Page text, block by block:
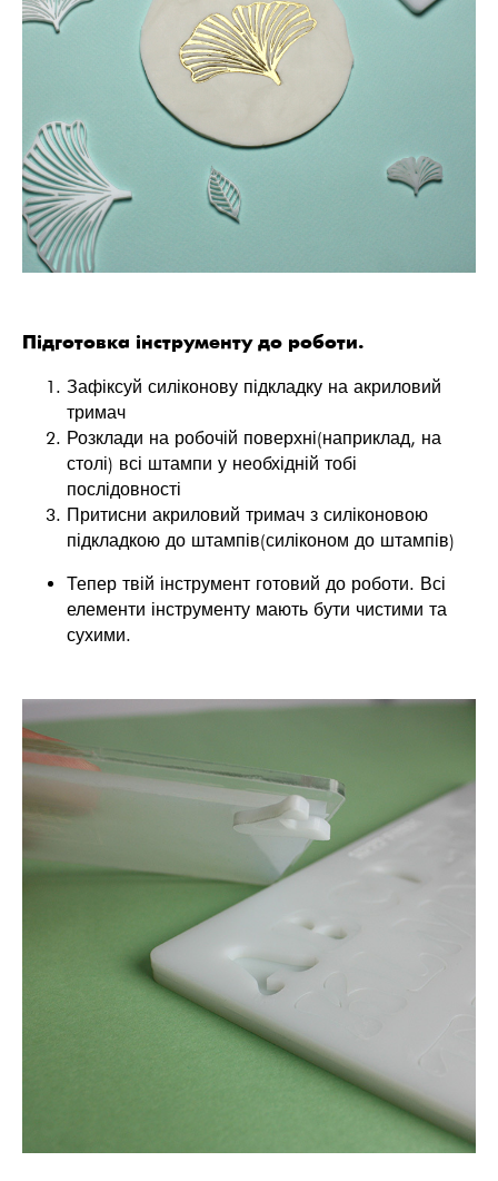
Підготовка інструменту до роботи.
Зафіксуй силіконову підкладку на акриловий
тримач
Розклади на робочій поверхні(наприклад, на
столі) всі штампи у необхідній тобі
послідовності
Притисни акриловий тримач з силіконовою
підкладкою до штампів(силіконом до штампів)
Тепер твій інструмент готовий до роботи. Всі
елементи інструменту мають бути чистими та
сухими.